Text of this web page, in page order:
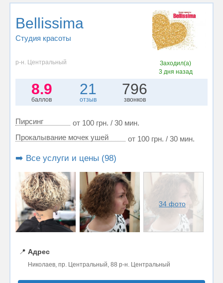
Bellissima
Студия красоты
р-н. Центральный
Заходил(а)
3 дня назад
8.9
баллов
21
отзыв
796
звонков
Пирсинг
от 100 грн. / 30 мин.
Прокалывание мочек ушей
от 100 грн. / 30 мин.
➡️ Все услуги и цены (98)
34 фото
📍 Адрес
Николаев, пр. Центральный, 88 р-н. Центральный